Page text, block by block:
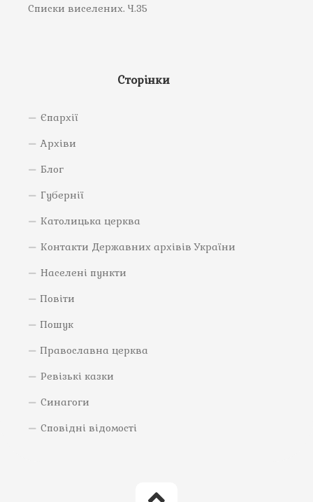
Списки виселених. Ч.35
Сторінки
Єпархії
Архіви
Блог
Губернії
Католицька церква
Контакти Державних архівів України
Населені пункти
Повіти
Пошук
Православна церква
Ревізькі казки
Синагоги
Сповідні відомості